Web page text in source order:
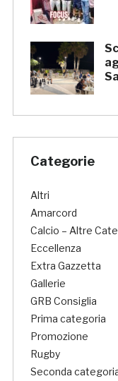
Categorie
Altri
Amarcord
Calcio – Altre
Eccellenza
Extra Gazzetta
Gallerie
GRB Consiglia
Prima categoria
Promozione
Rugby
Seconda